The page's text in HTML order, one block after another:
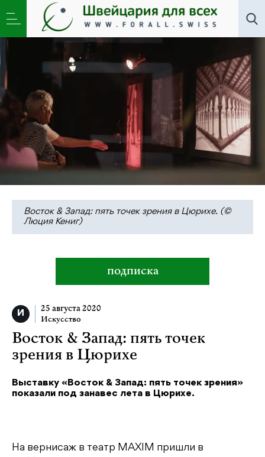
Искусство Новости»Восток & Запад: пять точек
зрения в Цюрихе
Восток & Запад: пять точек зрения в Цюрихе. (©
Люция Кениг)
подписка
25 августа 2020
Искусство
Восток & Запад: пять точек
зрения в Цюрихе
Выставку «Восток & Запад: пять точек зрения»
показали под занавес лета в Цюрихе.
На вернисаж в театр MAXIM пришли в